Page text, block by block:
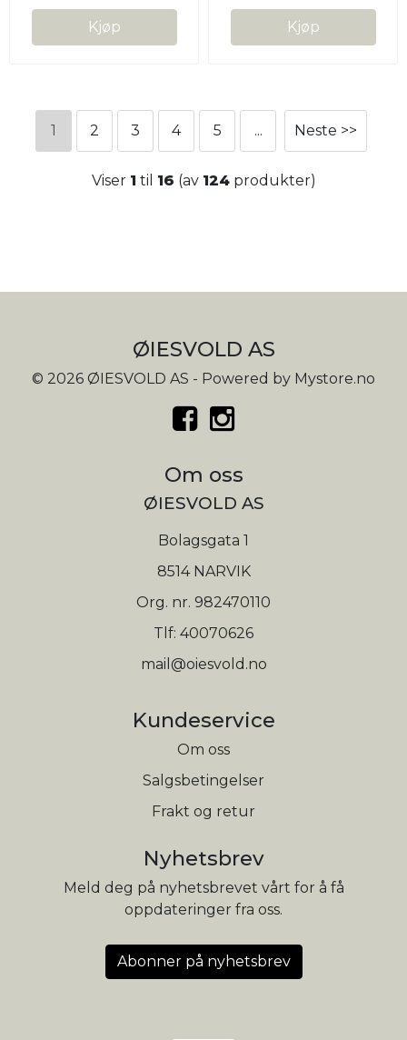
Kjøp Kjøp
1 2 3 4 5 ... Neste >>
Viser 1 til 16 (av 124produkter)
ØIESVOLD AS
© 2026 ØIESVOLD AS - Powered by Mystore.no
Om oss
ØIESVOLD AS
Bolagsgata 1
8514 NARVIK
Org. nr. 982470110
Tlf: 40070626
mail@oiesvold.no
Kundeservice
Om oss
Salgsbetingelser
Frakt og retur
Nyhetsbrev
Meld deg på nyhetsbrevet vårt for å få
oppdateringer fra oss.
Abonner på nyhetsbrev